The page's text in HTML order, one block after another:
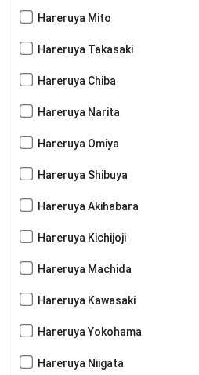
Hareruya Mito
Hareruya Takasaki
Hareruya Chiba
Hareruya Narita
Hareruya Omiya
Hareruya Shibuya
Hareruya Akihabara
Hareruya Kichijoji
Hareruya Machida
Hareruya Kawasaki
Hareruya Yokohama
Hareruya Niigata